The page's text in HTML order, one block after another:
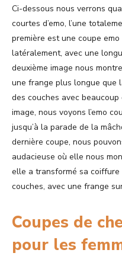
Ci-dessous nous verrons
courtes d’emo, l’une
première est une coupe
latéralement, avec une
deuxième image nous
une frange plus longue que
des couches avec
image, nous voyons l’emo
jusqu’à la parade de la
dernière coupe, nous
audacieuse où elle nous
elle a transformé sa
couches, avec une frange
Coupes de
pour les